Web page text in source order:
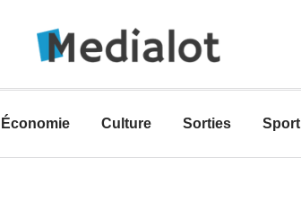
Économie Culture Sorties Sport